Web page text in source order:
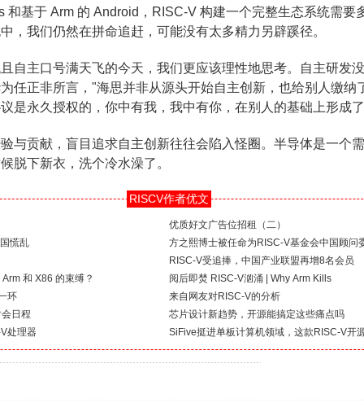
和基于 Arm 的 Android，RISC-V 构建一个完整生态系统需要
，我们仍然在拼命追赶，可能没有太多精力另辟蹊径。
自主口号满天飞的今天，我们更应该理性地思考。自主研发
任正非所言，"海思并非从源头开始自主创新，也给别人缴纳
是永久授权的，你中有我，我中有你，在别人的基础上形成
与贡献，盲目追求自主创新往往会陷入怪圈。半导体是一个
脱下新衣，洗个冷水澡了。
RISCV作者优文
优质好文广告位招租（二）
慌乱
方之熙博士被任命为RISC-V基金会中国顾问
RISC-V受追捧，中国产业联盟再增8名会员
和 X86 的束缚？
阅后即焚 RISC-V汹涌 | Why Arm Kills
环
来自网友对RISC-V的分析
日程
芯片设计新趋势，开源能搞定这些痛点吗
处理器
SiFive挺进单板计算机领域，这款RISC-V开